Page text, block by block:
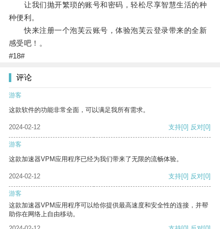
让我们抛开繁琐的账号和密码，轻松尽享智慧生活的种
种便利。
快来注册一个泡芙云账号，体验泡芙云登录带来的全新
感受吧！。
#18#
评论
游客
这款软件的功能非常全面，可以满足我所有需求。
2024-02-12 支持[0] 反对[0]
游客
这款加速器VPM应用程序已经为我们带来了无限的流畅体验。
2024-02-12 支持[0] 反对[0]
游客
这款加速器VPM应用程序可以给你提供最高速度和安全性的连接，并帮
助你在网络上自由移动。